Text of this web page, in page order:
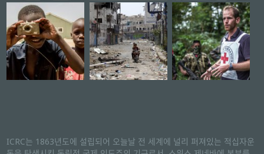
ICRC는 1863년도에 설립되어 오늘날 전 세계에 널리 퍼져있는 적십자운